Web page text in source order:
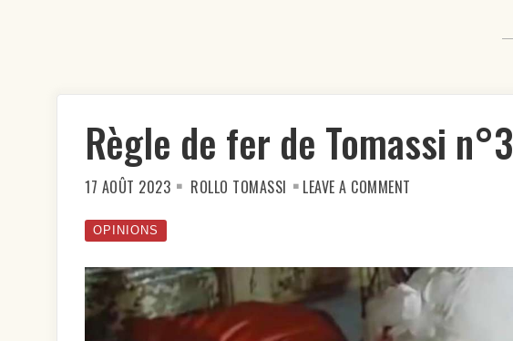
Règle de fer de Tomassi n°3
17 AOÛT 2023 ROLLO TOMASSI LEAVE A COMMENT
OPINIONS